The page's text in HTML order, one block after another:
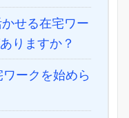
せる在宅ワー
りますか？
ークを始めら